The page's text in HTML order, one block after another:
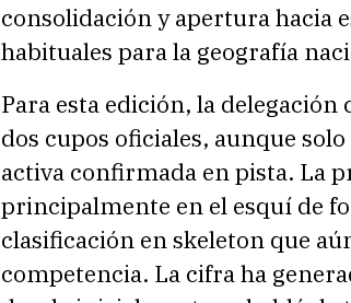
consolidación y apertura hacia
habituales para la geografía
Para esta edición, la
dos cupos oficiales, aunque
activa confirmada en pista. La
principalmente en el esquí de
clasificación en skeleton que
competencia. La cifra ha